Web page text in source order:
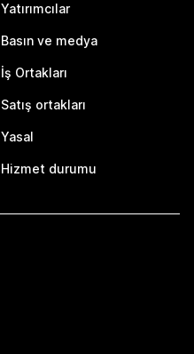
Yatırımcılar
Basın ve medya
İş Ortakları
Satış ortakları
Yasal
Hizmet durumu